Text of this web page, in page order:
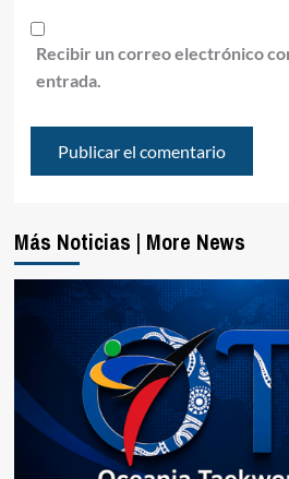
Recibir un correo electrónico
entrada.
Más Noticias | More News